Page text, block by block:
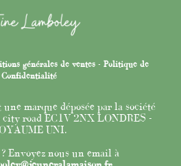
générales de ventes- Politique de
Confidentialité
marque déposée par la société
road EC1V 2NX LONDRES -
UNI.
Envoyez nous un email à